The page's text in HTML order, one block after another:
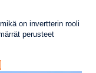
on invertterin rooli
perusteet